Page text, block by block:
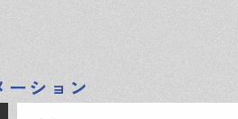
ーション